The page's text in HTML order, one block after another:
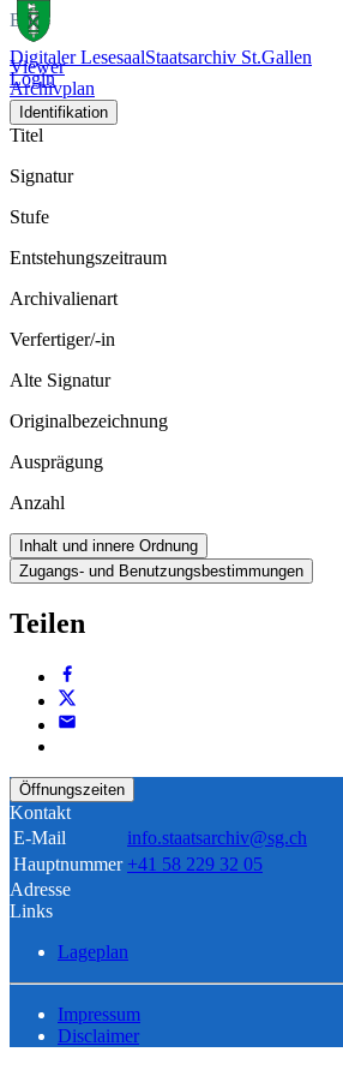
Digitaler LesesaalStaatsarchiv St.Gallen
Login
Bild
Viewer
Archivplan
Identifikation
Titel
Signatur
Stufe
Entstehungszeitraum
Archivalienart
Verfertiger/-in
Alte Signatur
Originalbezeichnung
Ausprägung
Anzahl
Inhalt und innere Ordnung
Zugangs- und Benutzungsbestimmungen
Teilen
Öffnungszeiten
Kontakt
E-Mail
info.staatsarchiv@sg.ch
Hauptnummer +41 58 229 32 05
Adresse
Links
Lageplan
Impressum
Disclaimer